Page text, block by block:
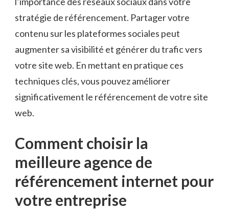
stratégie de référencement. Partager votre
contenu sur les plateformes sociales peut
augmenter sa visibilité et générer du trafic vers
votre site web. En mettant en pratique ces
techniques clés, vous pouvez améliorer
significativement le référencement de votre site
web.
Comment choisir la
meilleure agence de
référencement internet pour
votre entreprise